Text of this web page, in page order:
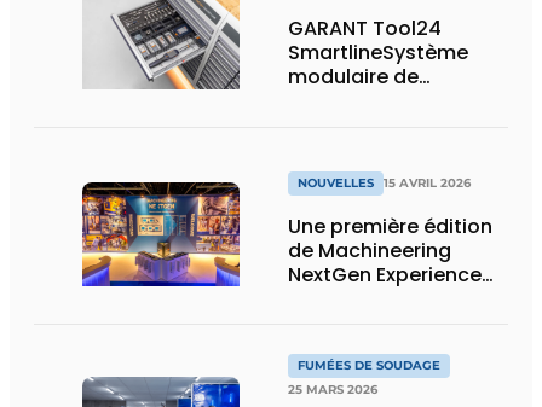
GARANT Tool24
SmartlineSystème
modulaire de
capacité de stockage
sur un minimum de
surface
NOUVELLES 15 AVRIL 2026
Une première édition
de Machineering
NextGen Experience
l’avenir
FUMÉES DE SOUDAGE
25 MARS 2026